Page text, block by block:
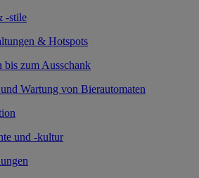
-stile
& Hotspots
bis zum Ausschank
Wartung von Bierautomaten
und -kultur